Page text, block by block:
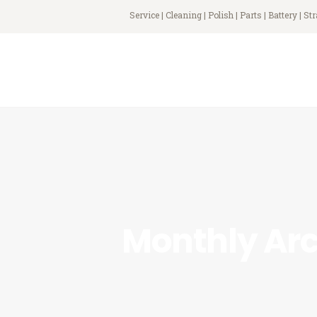
Service | Cleaning | Polish | Parts | Battery |